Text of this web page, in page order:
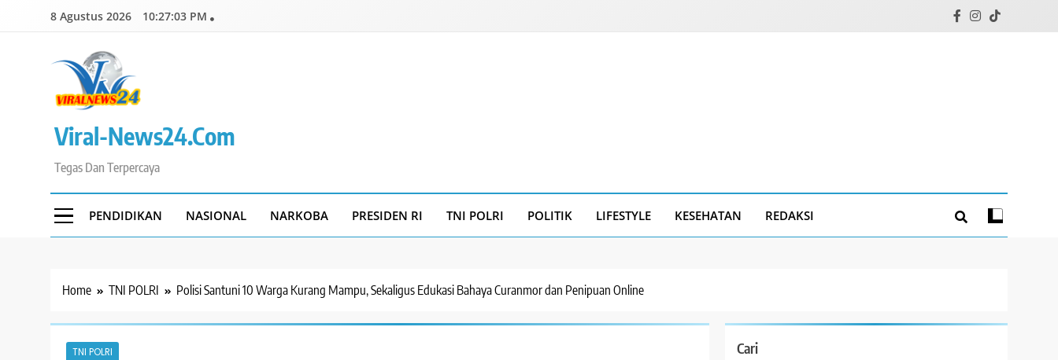
8 Agustus 2026 10:27:04 PM
Viral-News24.com
Tegas Dan Terpercaya
PENDIDIKAN NASIONAL NARKOBA PRESIDEN RI TNI POLRI POLITIK LIFESTYLE KESEHATAN REDAKSI
Home TNI POLRI Polisi Santuni 10 Warga Kurang Mampu, Sekaligus Edukasi Bahaya Curanmor dan Penipuan Online
TNI POLRI Cari